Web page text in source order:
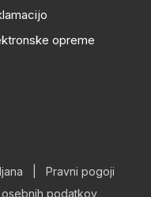
opreme
Pravni pogoji
podatkov